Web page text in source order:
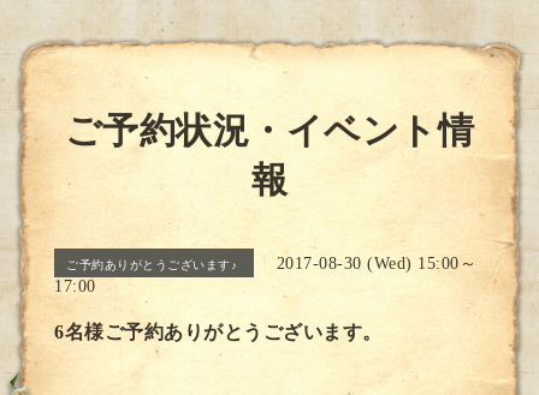
ご予約状況・イベント情
報
ご予約ありがとうございます♪
2017-08-30 (Wed) 15:00～
17:00
6名様ご予約ありがとうございます。